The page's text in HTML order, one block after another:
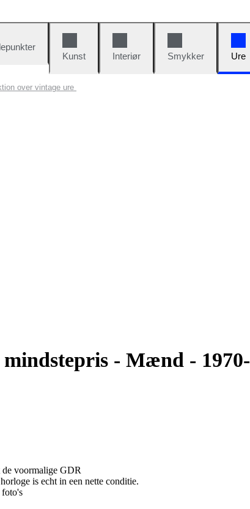
Kunst
Interiør Smykker Ure
over vintage ure
- Mænd - 1970-
voormalige GDR
is echt in een nette conditie.
foto's